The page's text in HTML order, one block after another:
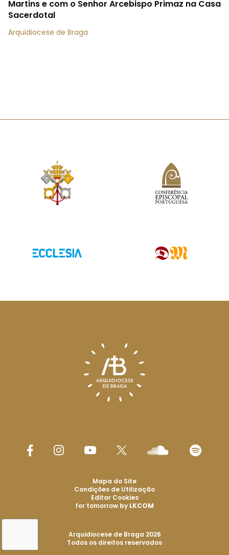
Martins e com o Senhor Arcebispo Primaz na Casa
Sacerdotal
Arquidiocese de Braga
Arquidiocese de Braga 2026
Todos os direitos reservados
Mapa do Site
Condições de Utilização
Editar Cookies
for tomorrow by LKCOM